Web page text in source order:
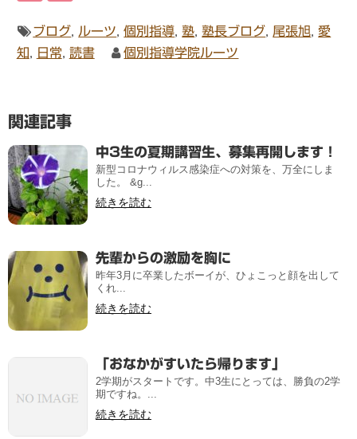
ブログ ルーツ ,個別指導 ,塾 ,塾長ブログ 尾張旭
愛
知
日常 読書 個別指導学院ルーツ
関連記事
中3生の夏期講習生、募集再開します！
新型コロナウィルス感染症への対策を、万全にしま
した。 &g...
続きを読む
先輩からの激励を胸に
昨年3月に卒業したボーイが、ひょこっと顔を出して
くれ...
続きを読む
「おなかがすいたら帰ります」
2学期がスタートです。中3生にとっては、勝負の2学
期ですね。...
続きを読む